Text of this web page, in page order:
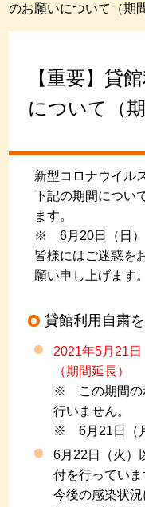
のお願いについて（期
【重要】貸
について（
新型コロナウイル
下記の期間につい
ます。
※ 6月20日（日）
皆様にはご迷惑を
願い申し上げます。
貸館利用自粛
2021年5月21
（期間延長）
※ この期間の
行いません。
※ 6月21日（
6月22日（火）
付を行っていま
今後の感染状